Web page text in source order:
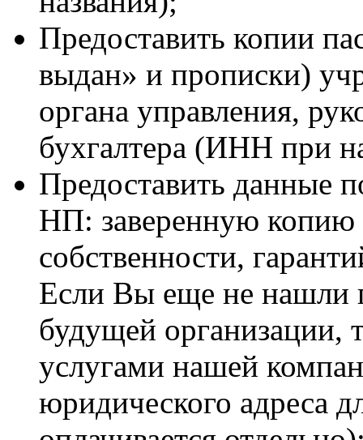
Предоставить копии
выдан» и прописки)
органа управления,
бухгалтера (ИНН при
Предоставить данные
НП: заверенную копию
собственности,
Если Вы еще не нашли
будущей организации,
услугами нашей
юридического адреса